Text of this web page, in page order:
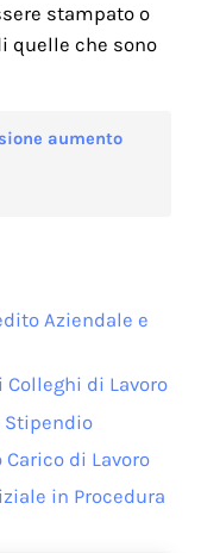
stampato o
quelle che sono
aumento
Aziendale e
di Lavoro
Stipendio
di Lavoro
in Procedura